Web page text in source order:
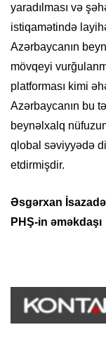
yaradılması və
istiqamətində
Azərbaycanın
mövqeyi
platforması kimi
Azərbaycanın bu
beynəlxalq
qlobal səviyyədə
etdirmişdir.
Əsgərxan İsazadə
PHŞ-in əməkdaşı